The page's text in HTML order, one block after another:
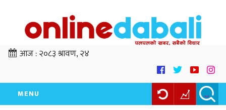
आज :२०८३ श्रावण, २४
MENU